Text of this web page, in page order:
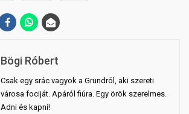
Bögi Róbert
Csak egy srác vagyok a Grundról, aki szereti
városa fociját. Apáról fiúra. Egy örök szerelmes.
Adni és kapni!